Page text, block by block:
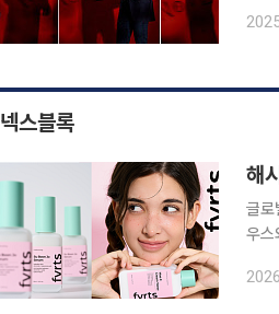
단하
넥스블록
해
글로
우스
운